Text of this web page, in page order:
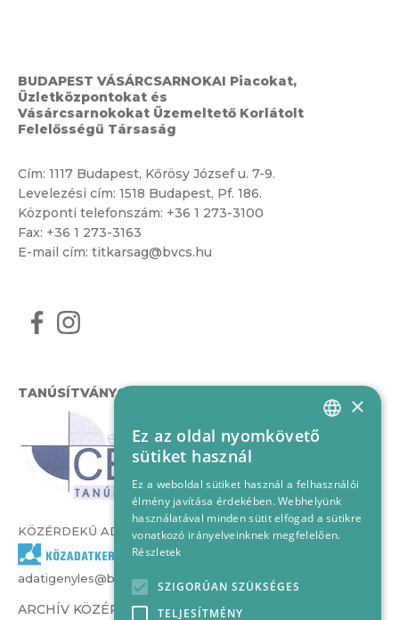
BUDAPEST VÁSÁRCSARNOKAI Piacokat,
Üzletközpontokat és
Vásárcsarnokokat Üzemeltető Korlátolt
Felelősségű Társaság
Cím: 1117 Budapest, Kőrösy József u. 7-9.
Levelezési cím: 1518 Budapest, Pf. 186.
Központi telefonszám: +36 1 273-3100
Fax: +36 1 273-3163
E-mail cím: titkarsag@bvcs.hu
TANÚSÍTVÁNYOK
KÖZÉRDEKŰ ADATOK
adatigenyles@bvcs.hu
ARCHÍV KÖZÉRDEKŰ ADATOK –
HUNGARIAN
×
Ez az oldal nyomkövető
sütiket használ
Ez a weboldal sütiket használ a felhasználói
élmény javítása érdekében. Webhelyünk
használatával minden sütit elfogad a sütikre
vonatkozó irányelveinknek megfelelően.
Részletek
SZIGORÚAN SZÜKSÉGES
TELJESÍTMÉNY